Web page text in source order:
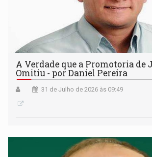
A Verdade que a Promotoria de
Omitiu - por Daniel Pereira
31 de Julho de 2026 às 09:49